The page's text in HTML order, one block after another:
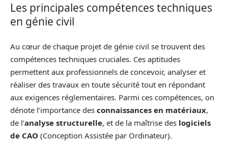
Les principales compétences techniques
en génie civil
Au cœur de chaque projet de génie civil se trouvent des
compétences techniques cruciales. Ces aptitudes
permettent aux professionnels de concevoir, analyser et
réaliser des travaux en toute sécurité tout en répondant
aux exigences réglementaires. Parmi ces compétences, on
dénote l’importance des connaissances en matériaux,
de l’analyse structurelle, et de la maîtrise des logiciels
de CAO (Conception Assistée par Ordinateur).